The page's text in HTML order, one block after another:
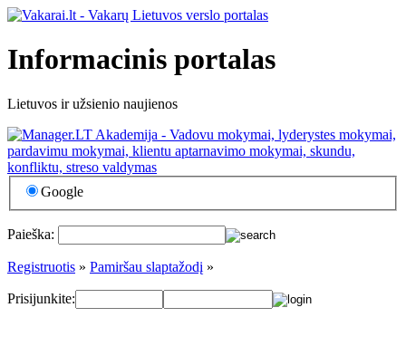
Informacinis portalas
Lietuvos ir užsienio naujienos
Google
Paieška:
Registruotis » Pamiršau slaptažodį »
Prisijunkite: